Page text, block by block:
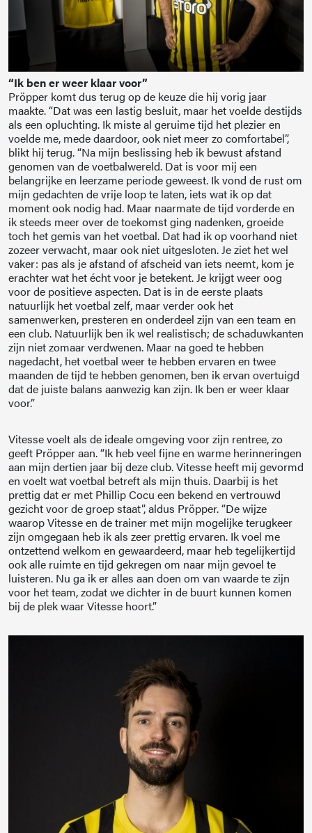
“Ik ben er weer klaar voor”
Pröpper komt dus terug op de keuze die hij vorig jaar
maakte. “Dat was een lastig besluit, maar het voelde destijds
als een opluchting. Ik miste al geruime tijd het plezier en
voelde me, mede daardoor, ook niet meer zo comfortabel”,
blikt hij terug. “Na mijn beslissing heb ik bewust afstand
genomen van de voetbalwereld. Dat is voor mij een
belangrijke en leerzame periode geweest. Ik vond de rust om
mijn gedachten de vrije loop te laten, iets wat ik op dat
moment ook nodig had. Maar naarmate de tijd vorderde en
ik steeds meer over de toekomst ging nadenken, groeide
toch het gemis van het voetbal. Dat had ik op voorhand niet
zozeer verwacht, maar ook niet uitgesloten. Je ziet het wel
vaker: pas als je afstand of afscheid van iets neemt, kom je
erachter wat het écht voor je betekent. Je krijgt weer oog
voor de positieve aspecten. Dat is in de eerste plaats
natuurlijk het voetbal zelf, maar verder ook het
samenwerken, presteren en onderdeel zijn van een team en
een club. Natuurlijk ben ik wel realistisch; de schaduwkanten
zijn niet zomaar verdwenen. Maar na goed te hebben
nagedacht, het voetbal weer te hebben ervaren en twee
maanden de tijd te hebben genomen, ben ik ervan overtuigd
dat de juiste balans aanwezig kan zijn. Ik ben er weer klaar
voor.”
Vitesse voelt als de ideale omgeving voor zijn rentree, zo
geeft Pröpper aan. “Ik heb veel fijne en warme herinneringen
aan mijn dertien jaar bij deze club. Vitesse heeft mij gevormd
en voelt wat voetbal betreft als mijn thuis. Daarbij is het
prettig dat er met Phillip Cocu een bekend en vertrouwd
gezicht voor de groep staat”, aldus Pröpper. “De wijze
waarop Vitesse en de trainer met mijn mogelijke terugkeer
zijn omgegaan heb ik als zeer prettig ervaren. Ik voel me
ontzettend welkom en gewaardeerd, maar heb tegelijkertijd
ook alle ruimte en tijd gekregen om naar mijn gevoel te
luisteren. Nu ga ik er alles aan doen om van waarde te zijn
voor het team, zodat we dichter in de buurt kunnen komen
bij de plek waar Vitesse hoort.”